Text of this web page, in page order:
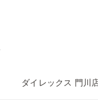
ダイレックス 門川